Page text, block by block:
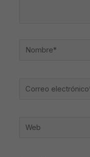
Nombre*
Correo
Web